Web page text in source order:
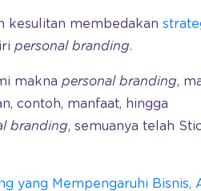
kesulitan membedakan
personal branding.
makna personal branding,
contoh, manfaat, hingga
branding, semuanya telah
yang Mempengaruhi Bisnis,